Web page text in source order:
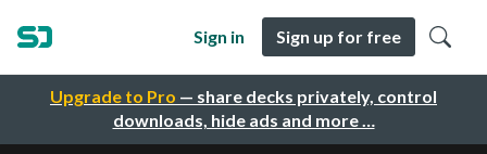
Upgrade to Pro — share decks privately, control
downloads, hide ads and more …
Sign in Sign up for free